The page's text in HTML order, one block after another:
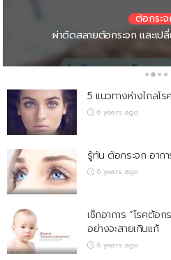
ต้อกระ
ต้อกระจก ภัยร้ายของดวงตา ถึ
ต้อกระ
ผ่าตัดสลายต้อกระจก และเป
ต้อกระ
ต้อกระจก……ผ่าหรือไม่
ต้อกระ
ต้อกระจก รู้เท่าทัน
5 แนวทางห่างไกลโ
6 years ago
รู้ทัน ต้อกระจก อากา
6 years ago
เช็กอาการ “โรคต้อ
อย่างจะสายเกินแก้
6 years ago